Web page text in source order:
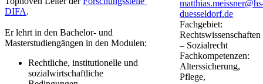
DIFA​.
Er lehrt in den Bachelor- und
Masterstudiengängen in den Modulen​:​
​​Rechtliche, institutionelle und
sozialwirtschaftliche
duesseldorf.de
Fachgebiet:
Rechtswissenschaften
– Sozialrecht
Fachkompetenzen:
Alterssicherung,
Pflege,